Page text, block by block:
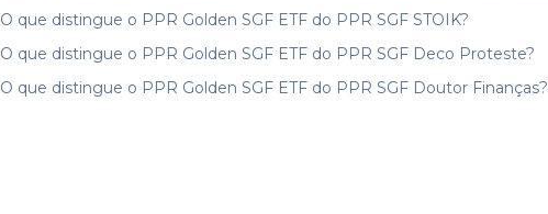
O que distingue o PPR Golden SGF ETF do PPR SGF STOIK?
O que distingue o PPR Golden SGF ETF do PPR SGF Deco Proteste?
O que distingue o PPR Golden SGF ETF do PPR SGF Doutor Finanças?